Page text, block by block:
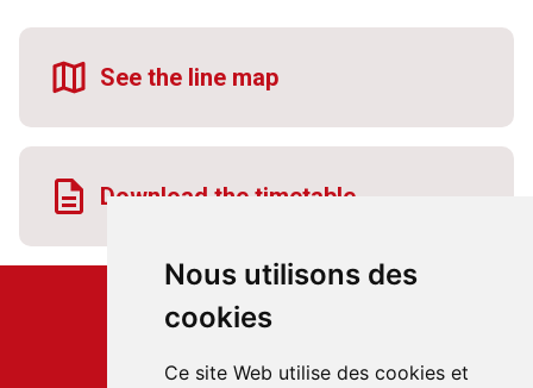
Nous utilisons des
cookies
Ce site Web utilise des cookies et
See the line map
Download the timetable